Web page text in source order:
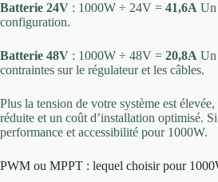
Batterie 24V : 1000W ÷ 24V = 41,6A Un
configuration.
Batterie 48V : 1000W ÷ 48V = 20,8A Un
contraintes sur le régulateur et les câbles.
Plus la tension de votre système est
réduite et un coût d’installation optimisé.
performance et accessibilité pour 1000W.
PWM ou MPPT : lequel choisir pour